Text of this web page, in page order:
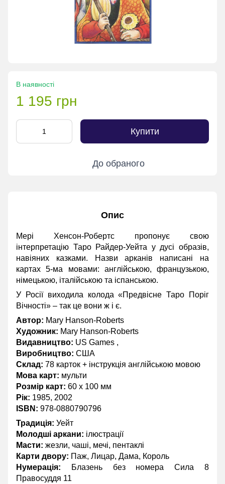
В наявності
1 195 грн
Купити
До обраного
Опис
Мері Хенсон-Робертс пропонує свою
інтерпретацію Таро Райдер-Уейта у дусі образів,
навіяних казками. Назви арканів написані на
картах 5-ма мовами: англійською, французькою,
німецькою, італійською та іспанською.
У Росії виходила колода «Предвісне Таро Поріг
Вічності» – так це вони ж і є.
Автор: Mary Hanson-Roberts
Художник: Mary Hanson-Roberts
Видавництво: US Games ,
Виробництво: США
Склад: 78 карток + інструкція англійською мовою
Мова карт: мульти
Розмір карт: 60 x 100 мм
Рік: 1985, 2002
ISBN: 978-0880790796
Традиція: Уейт
Молодші аркани: ілюстрації
Масти: жезли, чаші, мечі, пентаклі
Карти двору: Паж, Лицар, Дама, Король
Нумерація: Блазень без номера Сила 8
Правосуддя 11